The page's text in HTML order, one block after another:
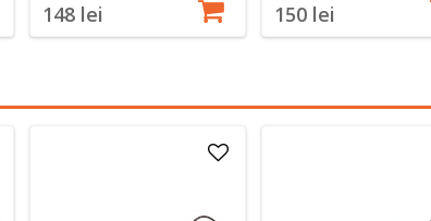
148 lei 150 lei